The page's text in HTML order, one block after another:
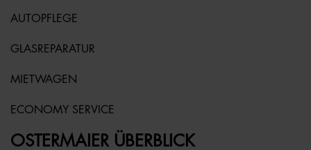
AUTOPFLEGE
GLASREPARATUR
MIETWAGEN
ECONOMY SERVICE
OSTERMAIER ÜBERBLICK